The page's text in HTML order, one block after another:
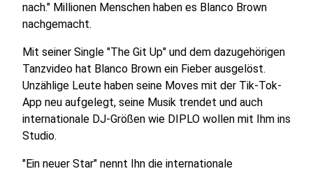
nach." Millionen Menschen haben es Blanco Brown
nachgemacht.
Mit seiner Single "The Git Up" und dem dazugehörigen
Tanzvideo hat Blanco Brown ein Fieber ausgelöst.
Unzählige Leute haben seine Moves mit der Tik-Tok-
App neu aufgelegt, seine Musik trendet und auch
internationale DJ-Größen wie DIPLO wollen mit Ihm ins
Studio.
"Ein neuer Star" nennt Ihn die internationale